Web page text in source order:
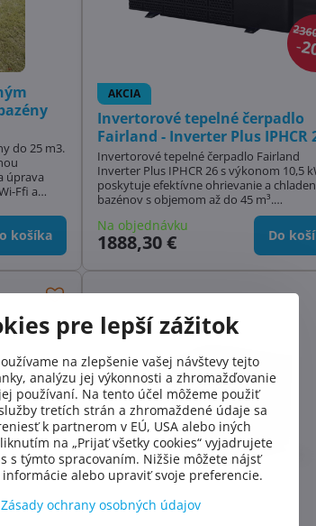
do 25 m3.
úprava
Ffi a
košíka
AKCIA
Invertorové tepelné čerpadlo
Fairland - Inverter Plus IPHCR
Invertorové tepelné čerpadlo Fairland
Inverter Plus IPHCR 26 s výkonom 10,5
poskytuje efektívne ohrievanie a
bazénov s objemom až do 45 m³.
Optimalizované pre minimalizáciu
tichým chodom a mobilným ovládaním.
s 20% zľavou!
Na objednávku
1888,30 € Do
pre lepší zážitok
na zlepšenie vašej návštevy tejto
analýzu jej výkonnosti a zhromažďovanie
používaní. Na tento účel môžeme použiť
tretích strán a zhromaždené údaje sa
k partnerom v EÚ, USA alebo iných
na „Prijať všetky cookies“ vyjadrujete
s týmto spracovaním. Nižšie môžete nájsť
alebo upraviť svoje preferencie.
Zásady ochrany osobných údajov